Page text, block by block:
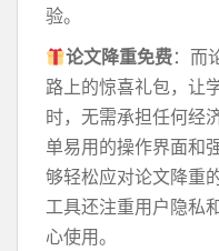
验。
论文降重免费：而
路上的惊喜礼包，让
时，无需承担任何经
单易用的操作界面和
够轻松应对论文降重
工具还注重用户隐私
心使用。